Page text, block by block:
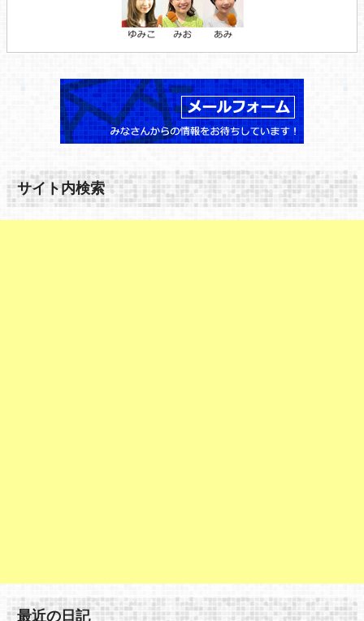
サイト内検索
最近の日記